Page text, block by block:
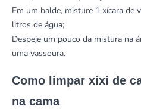
Em um balde, misture 1 xícara de
litros de água;
Despeje um pouco da mistura na
uma vassoura.
Como limpar xixi de
na cama